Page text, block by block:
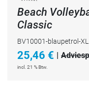
Beach
Classic
BV10001-blaupetrol-XL
25,46 € |
incl. 21 % Btw.